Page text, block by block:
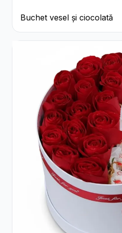
Buchet vesel și ciocolată